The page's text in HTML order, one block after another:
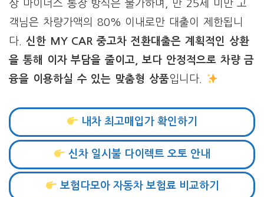
상 마이너스 통장 방식은 불가하며, 만 25세 미만 고
객님은 차량가액의 80% 이내로만 대출이 제한됩니
다. 신한 MY CAR 중고차 전환대출은 계획적인 상환
을 통해 이자 부담을 줄이고, 보다 안정적으로 차량 금
융을 이용하실 수 있는 맞춤형 상품입니다.
내차 최고매입가 확인하기
신차 일시불 다이렉트 오토 안내
보험다모아 자동차 보험료 비교하기